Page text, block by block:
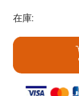
在庫: